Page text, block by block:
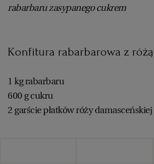
rabarbaru zasypanego cukrem
Konfitura rabarbarowa z
1 kg rabarbaru
600 g cukru
2 garście płatków róży damasceńskiej